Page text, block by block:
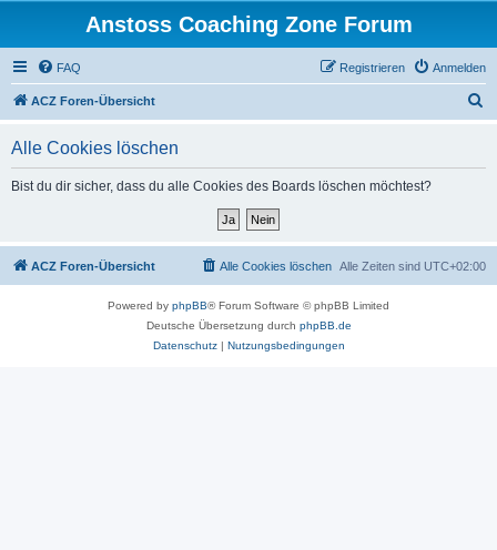
Anstoss Coaching Zone Forum
FAQ Anmelden
Registrieren
ACZ Foren-Übersicht
Alle Cookies löschen
Bist du dir sicher, dass du alle Cookies des Boards löschen möchtest?
ACZ Foren-Übersicht Alle Zeiten sind UTC+02:00
Alle Cookies löschen
Powered by phpBB® Forum Software © phpBB Limited
Deutsche Übersetzung durch phpBB.de
Datenschutz| Nutzungsbedingungen